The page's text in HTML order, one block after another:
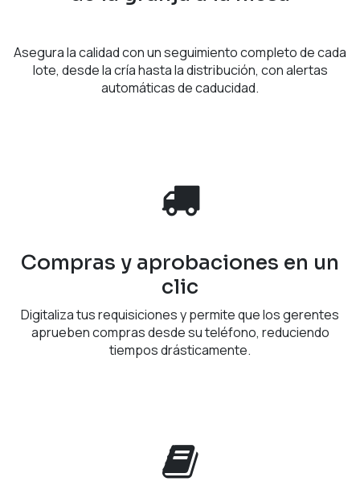
Asegura la calidad con un seguimiento completo de cada
lote, desde la cría hasta la distribución, con alertas
automáticas de caducidad.
Compras y aprobaciones en un
clic
Digitaliza tus requisiciones y permite que los gerentes
aprueben compras desde su teléfono, reduciendo
tiempos drásticamente.